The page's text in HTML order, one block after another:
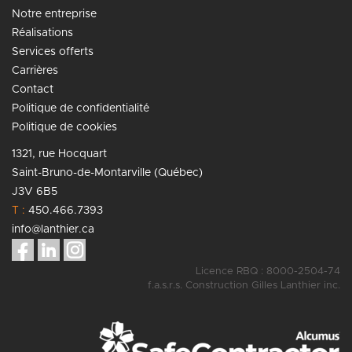
Notre entreprise
Réalisations
Services offerts
Carrières
Contact
Politique de confidentialité
Politique de cookies
1321, rue Hocquart
Saint-Bruno-de-Montarville (Québec)
J3V 6B5
T : 450.466.7393
info@lanthier.ca
Licence RBQ : 8000-2504-74
f.a.s.r.s. Construction Gilles Lanthier inc.